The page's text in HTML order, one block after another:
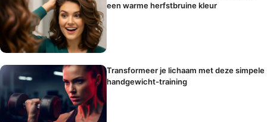
een warme herfstbruine kleur
Transformeer je lichaam met deze simpele
handgewicht-training